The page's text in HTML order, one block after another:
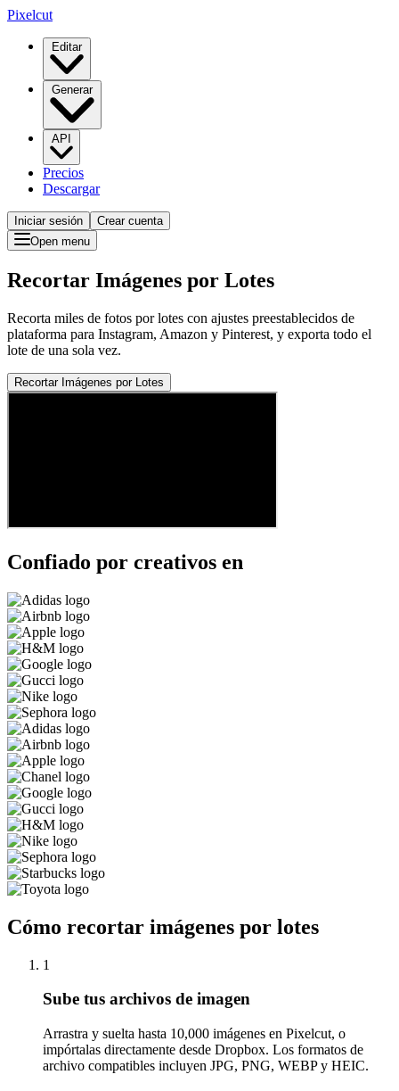
Pixelcut
Editar
Generar
API
Precios
Descargar
Iniciar sesión
Crear cuenta
Open menu
Recortar Imágenes por Lotes
Recorta miles de fotos por lotes con ajustes preestablecidos de
plataforma para Instagram, Amazon y Pinterest, y exporta todo el
lote de una sola vez.
Recortar Imágenes por Lotes
Confiado por creativos en
Cómo recortar imágenes por lotes
1
Sube tus archivos de imagen
Arrastra y suelta hasta 10,000 imágenes en Pixelcut, o
impórtalas directamente desde Dropbox. Los formatos de
archivo compatibles incluyen JPG, PNG, WEBP y HEIC.